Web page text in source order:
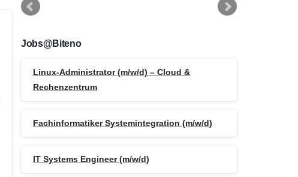
Jobs@Biteno
Linux-Administrator (m/w/d) – Cloud &
Rechenzentrum
Fachinformatiker Systemintegration (m/w/d)
IT Systems Engineer (m/w/d)